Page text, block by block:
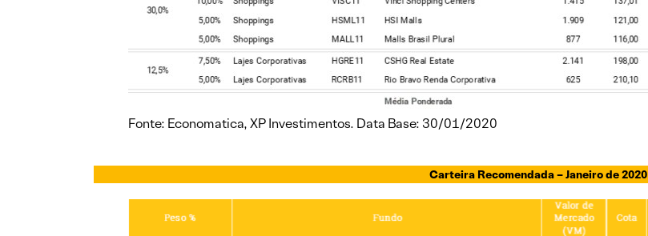
Fonte: Economatica, XP Investimentos. Data Base: 30/01/2020
Carteira Recomendada – Janeiro de 2020